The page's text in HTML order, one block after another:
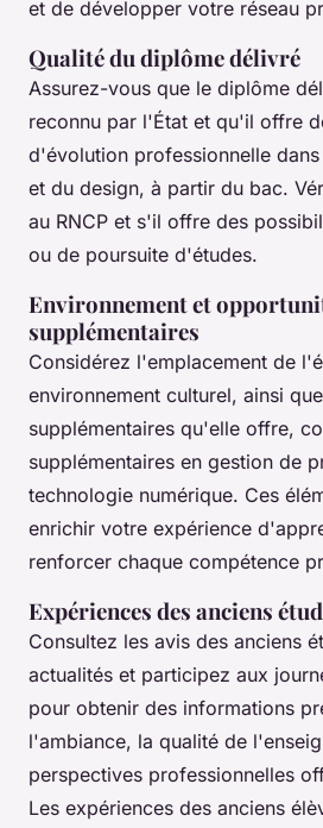
et de développer votre réseau
Qualité du diplôme délivré
Assurez-vous que le diplôme
reconnu par l'État et qu'il offre
d'évolution professionnelle
et du design, à partir du bac.
au RNCP et s'il offre des
ou de poursuite d'études.
Environnement et
supplémentaires
Considérez l'emplacement de
environnement culturel, ainsi
supplémentaires qu'elle offre,
supplémentaires en gestion de
technologie numérique. Ces
enrichir votre expérience
renforcer chaque compétence
Expériences des anciens
Consultez les avis des anciens
actualités et participez aux
pour obtenir des informations
l'ambiance, la qualité de
perspectives professionnelles
Les expériences des anciens